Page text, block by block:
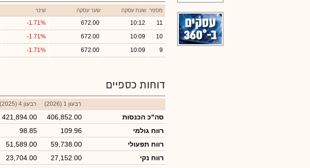
מספר שעת עסקה שער עסקה שינוי
11
10:12
672.00
-1.71%
10
10:09
672.00
-1.71%
9
10:09
672.00
-1.71%
דוחות כספיים
רבעון 1 (2026) רבעון 4 (2025)
סה"כ הכנסות 406,852.00
421,894.00
רווח גולמי
109.96
98.85
רווח תפעולי
59,738.00
51,589.00
רווח נקי
27,152.00
23,704.00